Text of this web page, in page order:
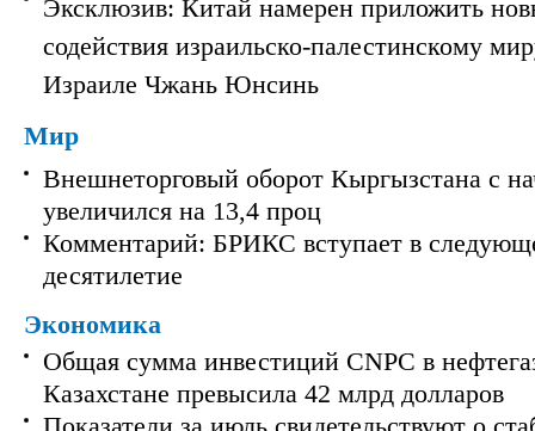
Эксклюзив: Китай намерен приложить
содействия израильско-палестинскому
Израиле Чжань Юнсинь
Мир
Внешнеторговый оборот Кыргызстана с
увеличился на 13,4 проц
Комментарий: БРИКС вступает в
десятилетие
Экономика
Общая сумма инвестиций CNPC в
Казахстане превысила 42 млрд долларов